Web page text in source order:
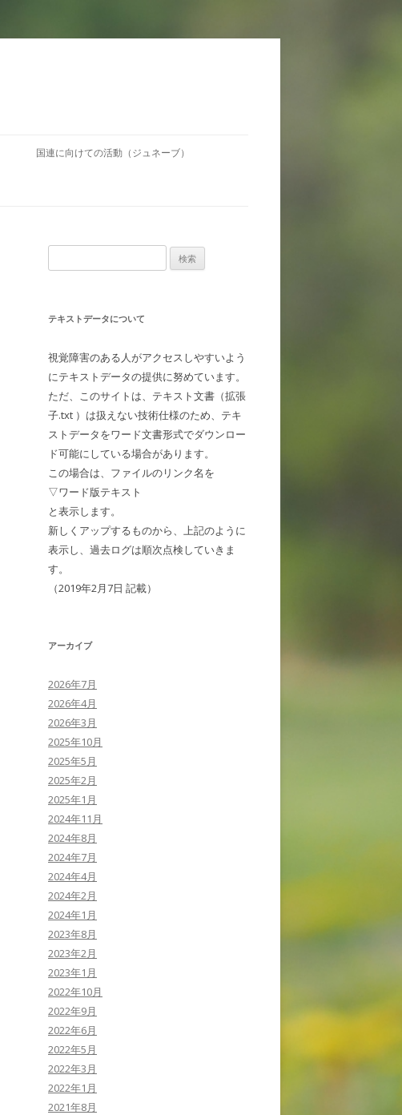
国連に向けての活動（ジュネーブ）
索:
テキストデータについて
視覚障害のある人がアクセスしやすいよう
にテキストデータの提供に努めています。
ただ、このサイトは、テキスト文書（拡張
子.txt ）は扱えない技術仕様のため、テキ
ストデータをワード文書形式でダウンロー
ド可能にしている場合があります。
この場合は、ファイルのリンク名を
▽ワード版テキスト
と表示します。
新しくアップするものから、上記のように
表示し、過去ログは順次点検していきま
す。
（2019年2月7日 記載）
アーカイブ
2026年7月
2026年4月
2026年3月
2025年10月
2025年5月
2025年2月
2025年1月
2024年11月
2024年8月
2024年7月
2024年4月
2024年2月
2024年1月
2023年8月
2023年2月
2023年1月
2022年10月
2022年9月
2022年6月
2022年5月
2022年3月
2022年1月
2021年8月